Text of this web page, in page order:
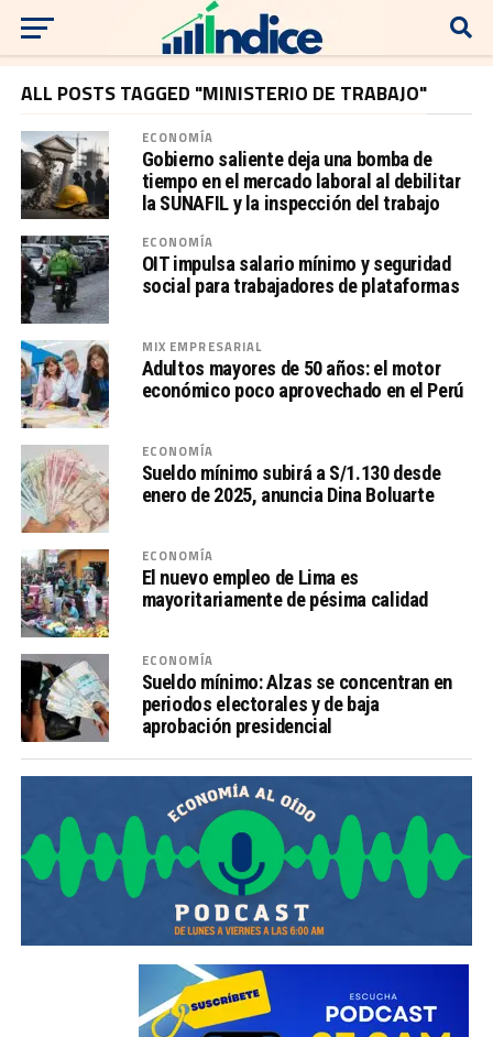
ALL POSTS TAGGED "MINISTERIO DE TRABAJO"
ECONOMÍA
Gobierno saliente deja una bomba de
tiempo en el mercado laboral al debilitar
la SUNAFIL y la inspección del trabajo
ECONOMÍA
OIT impulsa salario mínimo y seguridad
social para trabajadores de plataformas
MIX EMPRESARIAL
Adultos mayores de 50 años: el motor
económico poco aprovechado en el Perú
ECONOMÍA
Sueldo mínimo subirá a S/1.130 desde
enero de 2025, anuncia Dina Boluarte
ECONOMÍA
El nuevo empleo de Lima es
mayoritariamente de pésima calidad
ECONOMÍA
Sueldo mínimo: Alzas se concentran en
periodos electorales y de baja
aprobación presidencial